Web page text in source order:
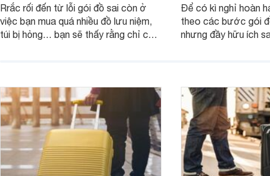
Rrắc rối đến từ lỗi gói đồ sai còn ở
việc bạn mua quá nhiều đồ lưu niệm,
túi bị hỏng… bạn sẽ thấy rằng chỉ cần
Để có kì nghỉ hoàn
theo các bước gói
nhưng đầy hữu ích